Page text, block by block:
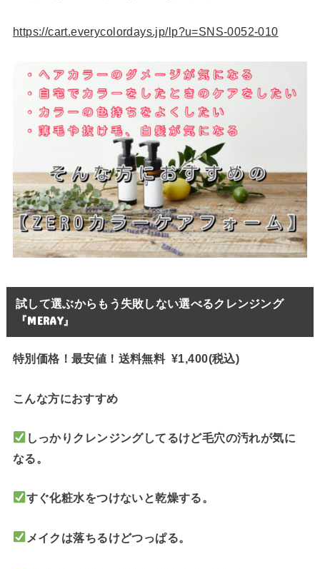
https://cart.everycolordays.jp/lp?u=SNS-0052-010
試して選ぶからもう失敗しない選べるクレンジング
『MERAY』
特別価格！最安値！送料無料 ¥1,400(税込)
こんな方におすすめ
しっかりクレンジングしてるけど毛穴の汚れが気に
なる。
すぐ化粧水をつけないと乾燥する。
メイクは落ちるけどつっぱる。